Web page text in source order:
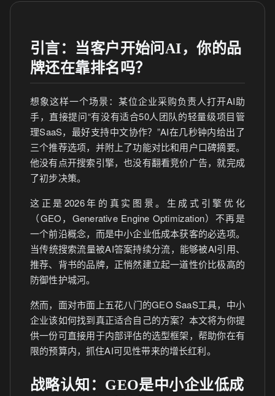
引言：当客户开始问AI，你的品
牌还在靠排名吗？
想象这样一个场景：某位企业采购负责人打开AI助
手，直接提问“有没有适合50人团队的轻量级项目管
理SaaS，最好支持中文协作？”AI在几秒钟内给出了
三个推荐选项，并附上了功能对比和用户口碑摘要。
他没有点开搜索引擎，也没有翻看竞价广告，就完成
了初步决策。
这正是2026年的真实图景。生成式引擎优化
（GEO，Generative Engine Optimization）不再是
一个前沿概念，而是中小企业低成本获客的必选项。
当传统搜索流量被AI答案持续分流，能够被AI引用、
推荐、背书的品牌，正悄然建立起一道性价比极高的
防御性护城河。
然而，面对市面上五花八门的GEO SaaS工具，中小
企业该如何找到真正适合自己的方案？本文将为你提
供一份可直接用于内部评估的选型框架，帮助你在有
限的预算内，抓住AI可见性带来的增长红利。
战略认知：GEO是中小企业低成